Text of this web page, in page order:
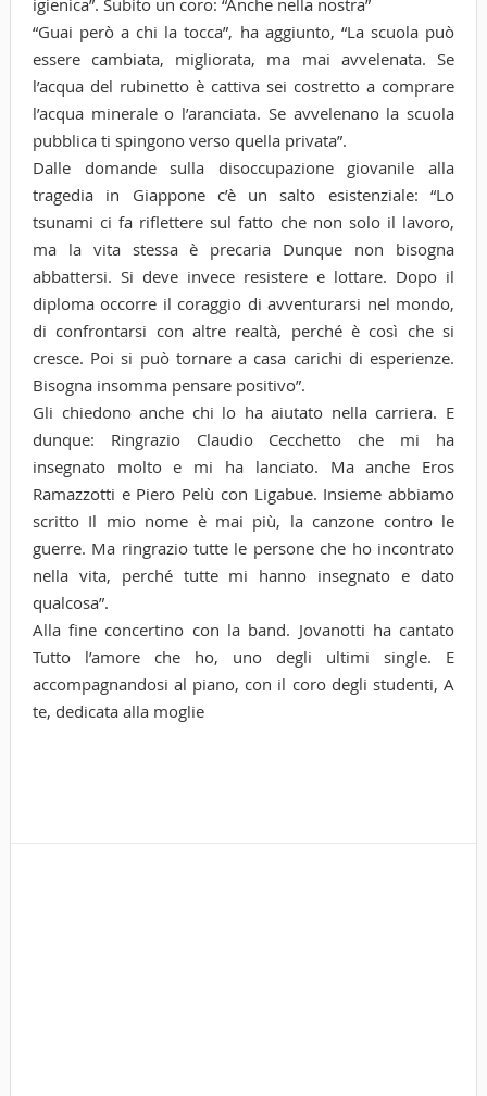
“Guai però a chi la tocca”, ha aggiunto, “La scuola può
essere cambiata, migliorata, ma mai avvelenata. Se
l’acqua del rubinetto è cattiva sei costretto a comprare
l’acqua minerale o l’aranciata. Se avvelenano la scuola
pubblica ti spingono verso quella privata”.
Dalle domande sulla disoccupazione giovanile alla
tragedia in Giappone c’è un salto esistenziale: “Lo
tsunami ci fa riflettere sul fatto che non solo il lavoro,
ma la vita stessa è precaria Dunque non bisogna
abbattersi. Si deve invece resistere e lottare. Dopo il
diploma occorre il coraggio di avventurarsi nel mondo,
di confrontarsi con altre realtà, perché è così che si
cresce. Poi si può tornare a casa carichi di esperienze.
Bisogna insomma pensare positivo”.
Gli chiedono anche chi lo ha aiutato nella carriera. E
dunque: Ringrazio Claudio Cecchetto che mi ha
insegnato molto e mi ha lanciato. Ma anche Eros
Ramazzotti e Piero Pelù con Ligabue. Insieme abbiamo
scritto Il mio nome è mai più, la canzone contro le
guerre. Ma ringrazio tutte le persone che ho incontrato
nella vita, perché tutte mi hanno insegnato e dato
qualcosa”.
Alla fine concertino con la band. Jovanotti ha cantato
Tutto l’amore che ho, uno degli ultimi single. E
accompagnandosi al piano, con il coro degli studenti, A
te, dedicata alla moglie